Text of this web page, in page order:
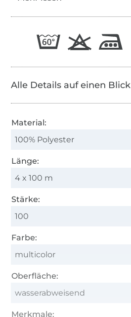
Alle Details auf einen Blick
Material:
100% Polyester
Länge:
4 x 100 m
Stärke:
100
Farbe:
multicolor
Oberfläche:
wasserabweisend
Merkmale: